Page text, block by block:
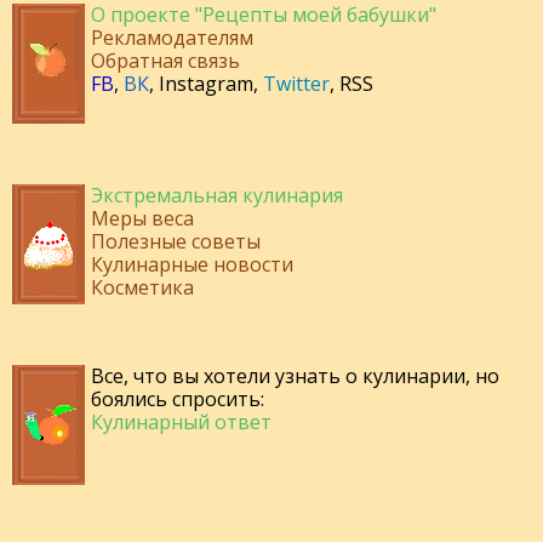
О проекте "Рецепты моей бабушки"
Рекламодателям
Обратная связь
FB, ВК, Instagram, Twitter, RSS
Экстремальная кулинария
Меры веса
Полезные советы
Кулинарные новости
Косметика
Все, что вы хотели узнать о кулинарии, но
боялись спросить:
Кулинарный ответ